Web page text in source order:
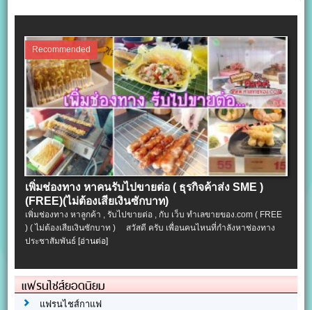
Recommended
เพิ่มช่องทาง หาคนรับไปขายต่อ ( ธุรกิจค้าส่ง SME )
(FREE)(ไม่ต้องเสียเงินซักบาท)
เพิ่มช่องทาง หาลูกค้า , รับไปขายต่อ , กับ เว็บ ทำเลขายของ.com ( FREE
) ( ไม่ต้องเสียเงินซักบาท ) สวัสดี ครับ เพื่อนคนไหนที่กำลังหาช่องทาง
ประชาสัมพันธ์ [อ่านต่อ]
แฟรนไชส์ยอดนิยม
แฟรนไชส์กาแฟ